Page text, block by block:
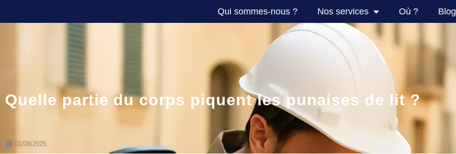
Qui sommes-nous ? Nos services Où ? Blog
Quelle partie du corps piquent les punaises de lit ?
01/08/2025